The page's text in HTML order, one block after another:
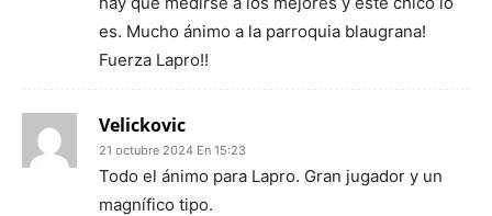
es. Mucho ánimo a la parroquia blaugrana!
Fuerza Lapro!!
Velickovic
21 octubre 2024 En 15:23
Todo el ánimo para Lapro. Gran jugador y un
magnífico tipo.